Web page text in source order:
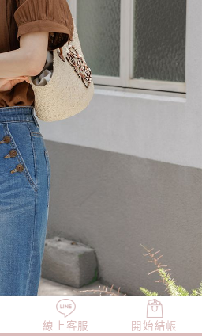
線上客服 開始結帳
TOP100 小編穿搭